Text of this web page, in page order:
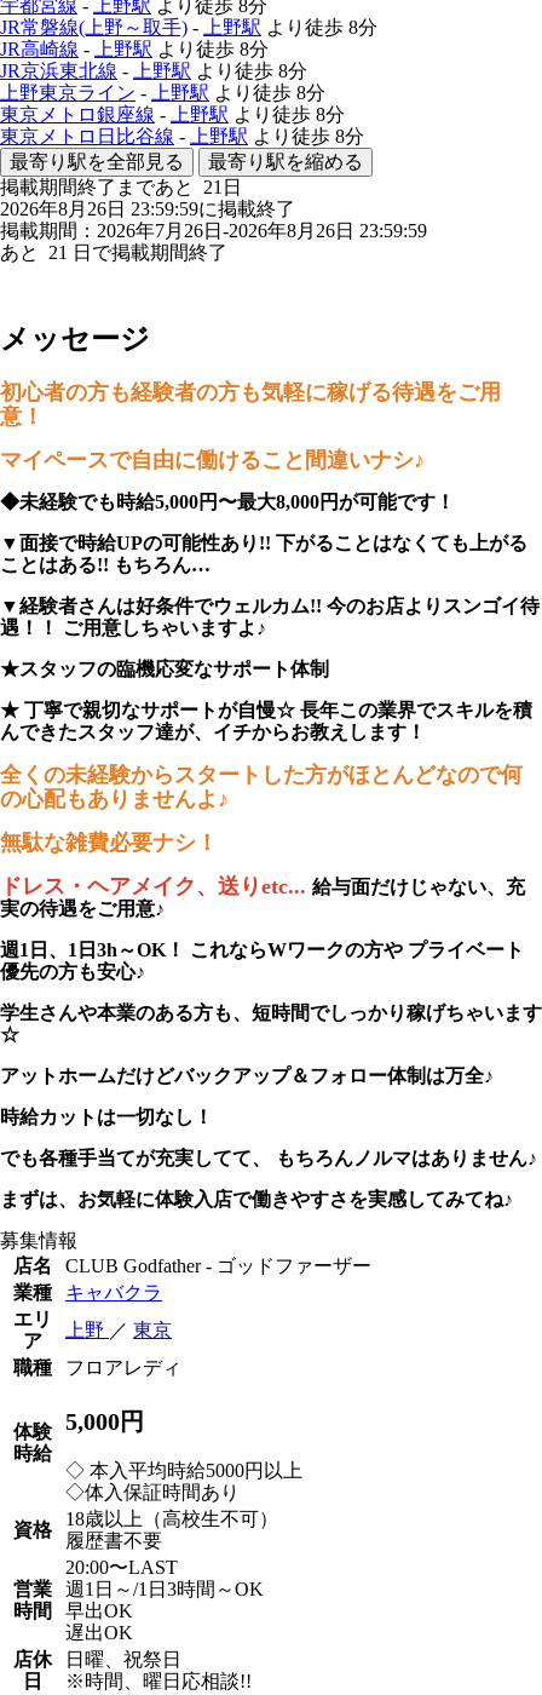
宇都宮線 - 上野駅 より徒歩 8分
JR常磐線(上野～取手) - 上野駅 より徒歩 8分
JR高崎線 - 上野駅 より徒歩 8分
JR京浜東北線 - 上野駅 より徒歩 8分
上野東京ライン - 上野駅 より徒歩 8分
東京メトロ銀座線 - 上野駅 より徒歩 8分
東京メトロ日比谷線 - 上野駅 より徒歩 8分
最寄り駅を全部見る
最寄り駅を縮める
掲載期間終了まであと 21 日
2026年8月26日 23:59:59に掲載終了
掲載期間：2026年7月26日-2026年8月26日 23:59:59
あと 21 日で掲載期間終了
メッセージ
初心者の方も経験者の方も気軽に稼げる待遇をご用
意！
マイペースで自由に働けること間違いナシ♪
◆未経験でも時給5,000円〜最大8,000円が可能です！
▼面接で時給UPの可能性あり!! 下がることはなくても上がる
ことはある!! もちろん…
▼経験者さんは好条件でウェルカム!! 今のお店よりスンゴイ待
遇！！ ご用意しちゃいますよ♪
★スタッフの臨機応変なサポート体制
★ 丁寧で親切なサポートが自慢☆ 長年この業界でスキルを積
んできたスタッフ達が、イチからお教えします！
全くの未経験からスタートした方がほとんどなので何
の心配もありませんよ♪
無駄な雑費必要ナシ！
ドレス・ヘアメイク、送りetc... 給与面だけじゃない、充
実の待遇をご用意♪
週1日、1日3h～OK！ これならWワークの方や プライベート
優先の方も安心♪
学生さんや本業のある方も、短時間でしっかり稼げちゃいます
☆
アットホームだけどバックアップ＆フォロー体制は万全♪
時給カットは一切なし！
でも各種手当てが充実してて、 もちろんノルマはありません♪
まずは、お気軽に体験入店で働きやすさを実感してみてね♪
募集情報
店名
CLUB Godfather - ゴッドファーザー
業種
キャバクラ
エリ
ア
上野 ／ 東京
職種
フロアレディ
体験
時給
5,000円
◇ 本入平均時給5000円以上
◇体入保証時間あり
資格
18歳以上（高校生不可）
履歴書不要
営業
時間
20:00〜LAST
週1日～/1日3時間～OK
早出OK
遅出OK
店休
日
日曜、祝祭日
※時間、曜日応相談!!